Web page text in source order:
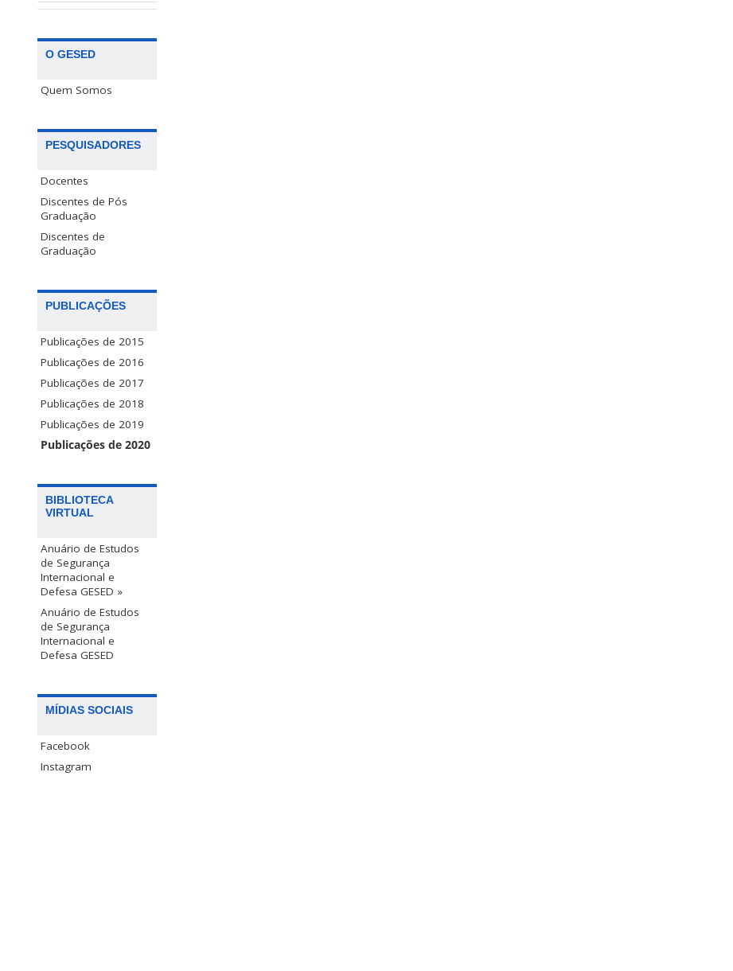
O GESED
Quem Somos
PESQUISADORES
Docentes
Discentes de Pós
Graduação
Discentes de
Graduação
PUBLICAÇÕES
Publicações de 2015
Publicações de 2016
Publicações de 2017
Publicações de 2018
Publicações de 2019
Publicações de 2020
BIBLIOTECA
VIRTUAL
Anuário de Estudos
de Segurança
Internacional e
Defesa GESED »
Anuário de Estudos
de Segurança
Internacional e
Defesa GESED
MÍDIAS SOCIAIS
Facebook
Instagram